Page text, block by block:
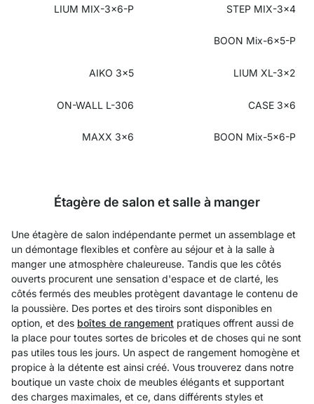
LIUM MIX-3x6-P STEP MIX-3x4
BOON Mix-6x5-P
AIKO 3x5 LIUM XL-3x2
ON-WALL L-306 CASE 3x6
MAXX 3x6 BOON Mix-5x6-P
Étagère de salon et salle à manger
Une étagère de salon indépendante permet un assemblage et
un démontage flexibles et confère au séjour et à la salle à
manger une atmosphère chaleureuse. Tandis que les côtés
ouverts procurent une sensation d'espace et de clarté, les
côtés fermés des meubles protègent davantage le contenu de
la poussière. Des portes et des tiroirs sont disponibles en
option, et des boîtes de rangement pratiques offrent aussi de
la place pour toutes sortes de bricoles et de choses qui ne sont
pas utiles tous les jours. Un aspect de rangement homogène et
propice à la détente est ainsi créé. Vous trouverez dans notre
boutique un vaste choix de meubles élégants et supportant
des charges maximales, et ce, dans différents styles et